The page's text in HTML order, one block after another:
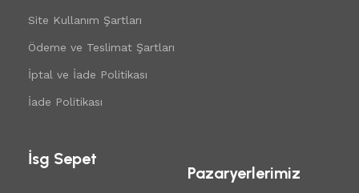
Site Kullanım Şartları
Ödeme ve Teslimat Şartları
İptal ve İade Politikası
İade Politikası
İsg Sepet
Pazaryerlerimiz